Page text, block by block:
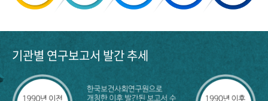
기관별 연구보고서 발간 추세